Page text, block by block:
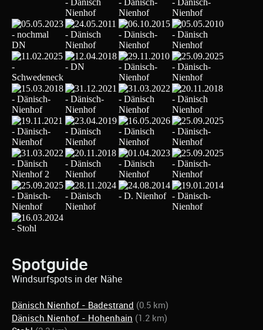
Spotguide
Windsurfspots in der Nähe
Dänisch Nienhof - Badestrand (0.5 km)
Dänisch Nienhof - Hohenhain (1.2 km)